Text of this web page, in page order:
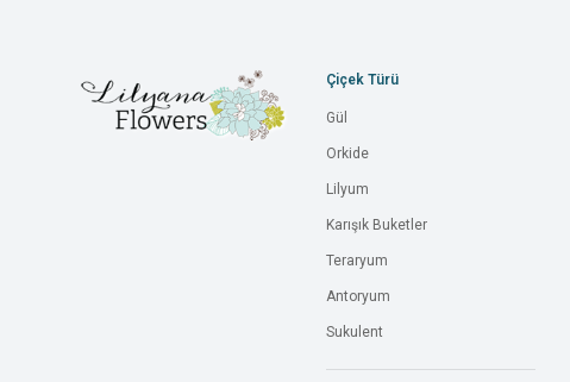
Çiçek Türü
Gül
Orkide
Lilyum
Karışık Buketler
Teraryum
Antoryum
Sukulent